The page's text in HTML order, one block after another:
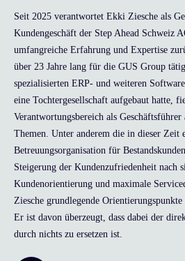
Seit 2025 verantwortet Ekki Ziesche als
Kundengeschäft der Step Ahead Schweiz
umfangreiche Erfahrung und Expertise
über 23 Jahre lang für die GUS Group
spezialisierten ERP- und weiteren
eine Tochtergesellschaft aufgebaut hatte,
Verantwortungsbereich als
Themen. Unter anderem die in dieser Zeit
Betreuungsorganisation für
Steigerung der Kundenzufriedenheit nach
Kundenorientierung und maximale
Ziesche grundlegende Orientierungspunkte
Er ist davon überzeugt, dass dabei der
durch nichts zu ersetzen ist.